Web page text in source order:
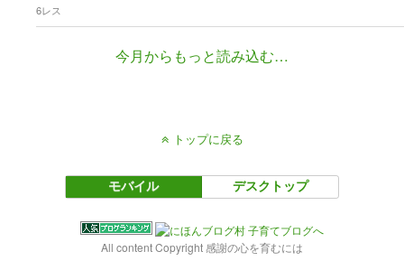
6レス
今月からもっと読み込む…
トップに戻る
モバイル デスクトップ
All content Copyright 感謝の心を育むには